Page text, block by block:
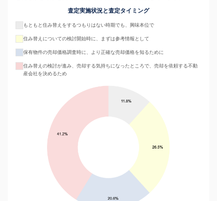
査定実施状況と査定タイミング
もともと住み替えをするつもりはない時期でも、興味本位で
住み替えについての検討開始時に、まずは参考情報として
保有物件の売却価格調査時に、より正確な売却価格を知るために
住み替えの検討が進み、売却する気持ちになったところで、売却を依頼する不動
産会社を決めるため